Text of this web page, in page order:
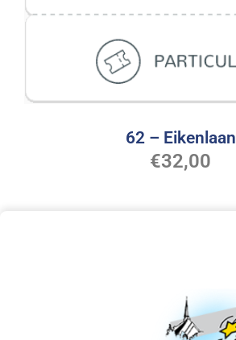
62 – Eikenlaan
€32,00